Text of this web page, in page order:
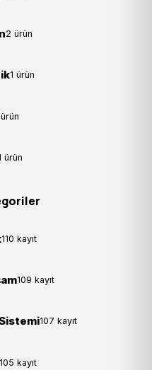
2 ürün
1 ürün
ürün
ürün
110 kayıt
109 kayıt
107 kayıt
kayıt